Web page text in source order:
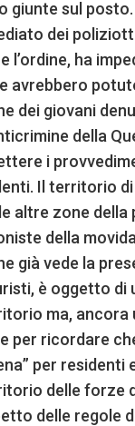
giunte sul
dei
l’ordine, ha
avrebbero
dei giovani
della
i
Il territorio
altre zone della
della
già vede la
è oggetto
ma, ancora
per ricordare
per residenti
delle forze
delle regole